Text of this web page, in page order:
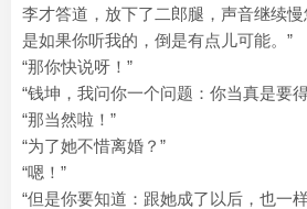
李才答道，放下了二郎腿，声音继续慢
是如果你听我的，倒是有点儿可能。”
“那你快说呀！”
“钱坤，我问你一个问题：你当真是要
“那当然啦！”
“为了她不惜离婚？”
“嗯！”
“但是你要知道：跟她成了以后，也一